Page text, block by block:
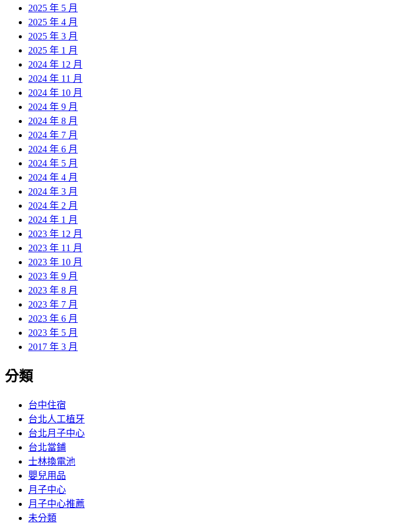
2025 年 5 月
2025 年 4 月
2025 年 3 月
2025 年 1 月
2024 年 12 月
2024 年 11 月
2024 年 10 月
2024 年 9 月
2024 年 8 月
2024 年 7 月
2024 年 6 月
2024 年 5 月
2024 年 4 月
2024 年 3 月
2024 年 2 月
2024 年 1 月
2023 年 12 月
2023 年 11 月
2023 年 10 月
2023 年 9 月
2023 年 8 月
2023 年 7 月
2023 年 6 月
2023 年 5 月
2017 年 3 月
分類
台中住宿
台北人工植牙
台北月子中心
台北當鋪
士林換電池
嬰兒用品
月子中心
月子中心推薦
未分類